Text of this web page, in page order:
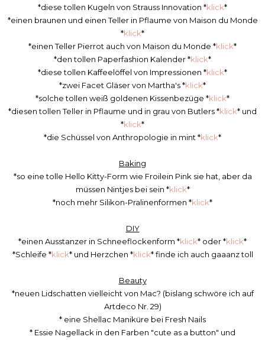
*diese tollen Kugeln von Strauss Innovation *klick*
*einen braunen und einen Teller in Pflaume von Maison du Monde
*klick*
*einen Teller Pierrot auch von Maison du Monde *klick*
*den tollen Paperfashion Kalender *klick*
*diese tollen Kaffeelöffel von Impressionen *klick*
*zwei Facet Gläser von Martha's *klick*
*solche tollen weiß goldenen Kissenbezüge *klick*
*diesen tollen Teller in Pflaume und in grau von Butlers *klick* und
*klick*
*die Schüssel von Anthropologie in mint *klick*
Baking
*so eine tolle Hello Kitty-Form wie Froilein Pink sie hat, aber da
müssen Nintjes bei sein *klick*
*noch mehr Silikon-Pralinenformen *klick*
DIY
*einen Ausstanzer in Schneeflockenform *klick* oder *klick*
*Schleife *klick* und Herzchen *klick* finde ich auch gaaanz toll
Beauty
*neuen Lidschatten vielleicht von Mac? (bislang schwöre ich auf
Artdeco Nr. 29)
* eine Shellac Maniküre bei Fresh Nails
* Essie Nagellack in den Farben "cute as a button" und